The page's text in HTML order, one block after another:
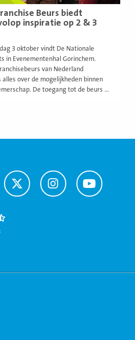
Beurs biedt
inspiratie op 2 & 3
3 oktober vindt De Nationale
in Evenementenhal Gorinchem.
van Nederland
alles over de mogelijkheden binnen
De toegang tot de beurs ...
Ga
naar
Ga
naar
Ga
naar